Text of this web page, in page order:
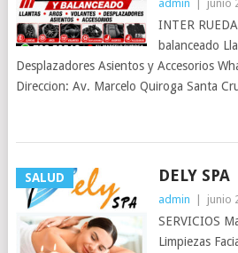
admin junio
INTER
balanceado
Desplazadores Asientos y Accesorios
Direccion: Av. Marcelo Quiroga Santa
SALUD DELY SPA
admin junio
SERVICIOS
Limpiezas